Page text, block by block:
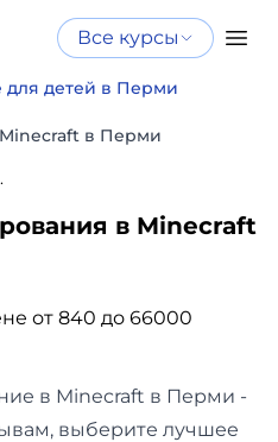
Все курсы
детей в Перми
в Перми
в Minecraft
от 840 до 66000
в Minecraft в Перми -
выберите лучшее
и ИИ
по
по нейросетям